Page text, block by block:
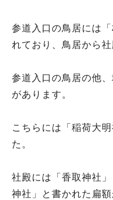
参道入口の鳥居には
れており、鳥居から
参道入口の鳥居の他
があります。
こちらには「稲荷大
た。
社殿には「香取神社
神社」と書かれた扁額